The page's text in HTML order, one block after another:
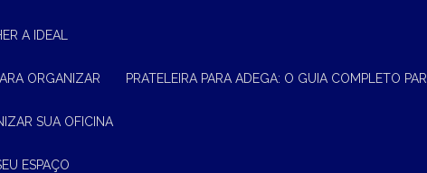
A IDEAL
ORGANIZAR PRATELEIRA PARA ADEGA: O GUIA COMPLETO
SUA OFICINA
ESPAÇO